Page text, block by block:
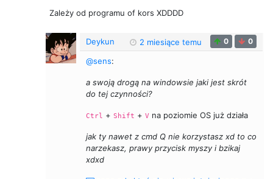
Zależy od programu of kors XDDDD
Deykun 2 miesiące temu 0 0
@sens:
a swoją drogą na windowsie jaki jest skrót
do tej czynności?
Ctrl + Shift + V na poziomie OS już działa
jak ty nawet z cmd Q nie korzystasz xd to co
narzekasz, prawy przycisk myszy i bzikaj
xdxd